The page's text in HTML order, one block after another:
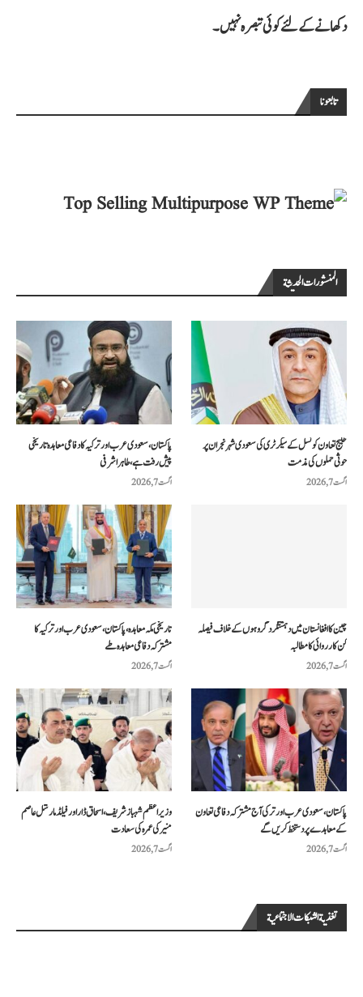
دکھانے کے لئے کوئی تبصرہ نہیں۔
تابعونا
المنشورات الحديثة
پاکستان، سعودی عرب اور ترکیہ کا دفاعی معاہدہ تاریخی
پیش رفت ہے، طاہر اشرفی
اگست 7, 2026
خلیج تعاون کونسل کے سیکرٹری کی سعودی شہر نجران پر
حوثی حملوں کی مذمت
اگست 7, 2026
تاریخی مکہ معاہدہ، پاکستان، سعودی عرب اور ترکیہ کا
مشترکہ دفاعی معاہدہ طے
اگست 7, 2026
چین کا افغانستان میں دہشتگرد گروہوں کے خلاف فیصلہ
کن کارروائی کا مطالبہ
اگست 7, 2026
وزیراعظم شہباز شریف، اسحاق ڈار اور فیلڈ مارشل عاصم
منیر کی عمرہ کی سعادت
اگست 7, 2026
پاکستان، سعودی عرب اور ترکی آج مشترکہ دفاعی تعاون
کے معاہدے پر دستخط کریں گے
اگست 7, 2026
تغذية الشبكات الاجتماعية